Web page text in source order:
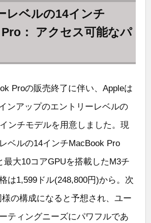
レベルの14インチ
： アクセス可能なパ
Proの販売終了に伴い、Appleは
ンアップのエントリーレベルの
ンチモデルを用意しました。現
ベルの14インチMacBook Pro
最大10コアGPUを搭載したM3チ
は1,599ドル(248,800円)から。次
の構成になると予想され、ユー
ティングニーズにパワフルであ